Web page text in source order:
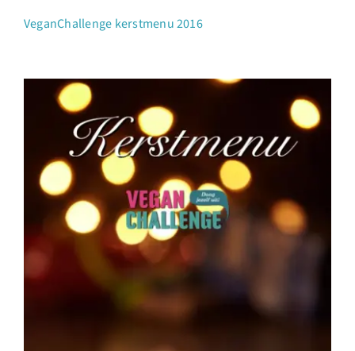
VeganChallenge kerstmenu 2016